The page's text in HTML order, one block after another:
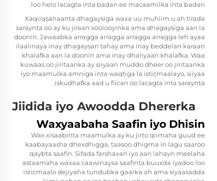
loo helo lacagta inta badan ee macaamilka inta badan.
Xaqiiqsanaanta dhagaysiga waxa uu muhiim u ah tirada
saraynta oo ay ku jiraan xoolooyinka ama dhagaysiga aan la
doonin. Jawaabka arragga arragga arragga arragga leh ayaa
ilaalinaya inay dhagaysan tahay ama inay beddelan karaan
khalafka aan la doonin ama inay dhaliyaan khalafka. Waa
kuwaas oo jiritaanka ay siiyaan muddo dheer oo jiritaanka
iyo maamulka amniga inta waqtiga la isticmaalayo, siiyaa
iskudhafka aad u fiican oo lacagta inta saraynta.
Jiidida iyo Awoodda Dhererka
Waxyaabaha Saafin iyo Dhisin
Wax xisaabinta maamulka ay ku jirto qiimaha guud ee
kaabayaasha dhexdhigga, taasoo dhigma in lagu saaroo
qaybta saafin. Sifada farshaxan iyo aan lahayn meelaha
astaamaha waxaa caawinaysa saafinta buuxda iyadoo loo
isticmaalo dejiyaha tundubka gaarka ah ama siyaasadda